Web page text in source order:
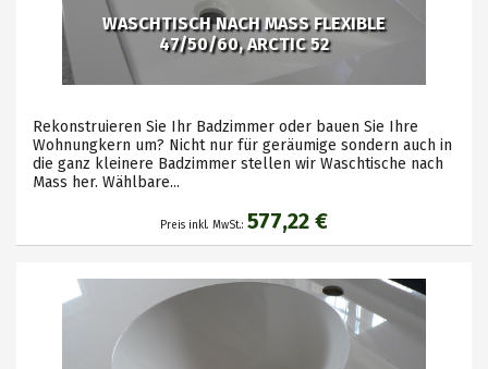
WASCHTISCH NACH MASS FLEXIBLE
47/50/60, ARCTIC 52
Rekonstruieren Sie Ihr Badzimmer oder bauen Sie Ihre
Wohnungkern um? Nicht nur für geräumige sondern auch in
die ganz kleinere Badzimmer stellen wir Waschtische nach
Mass her. Wählbare...
Preis inkl. MwSt.: 577,22 €